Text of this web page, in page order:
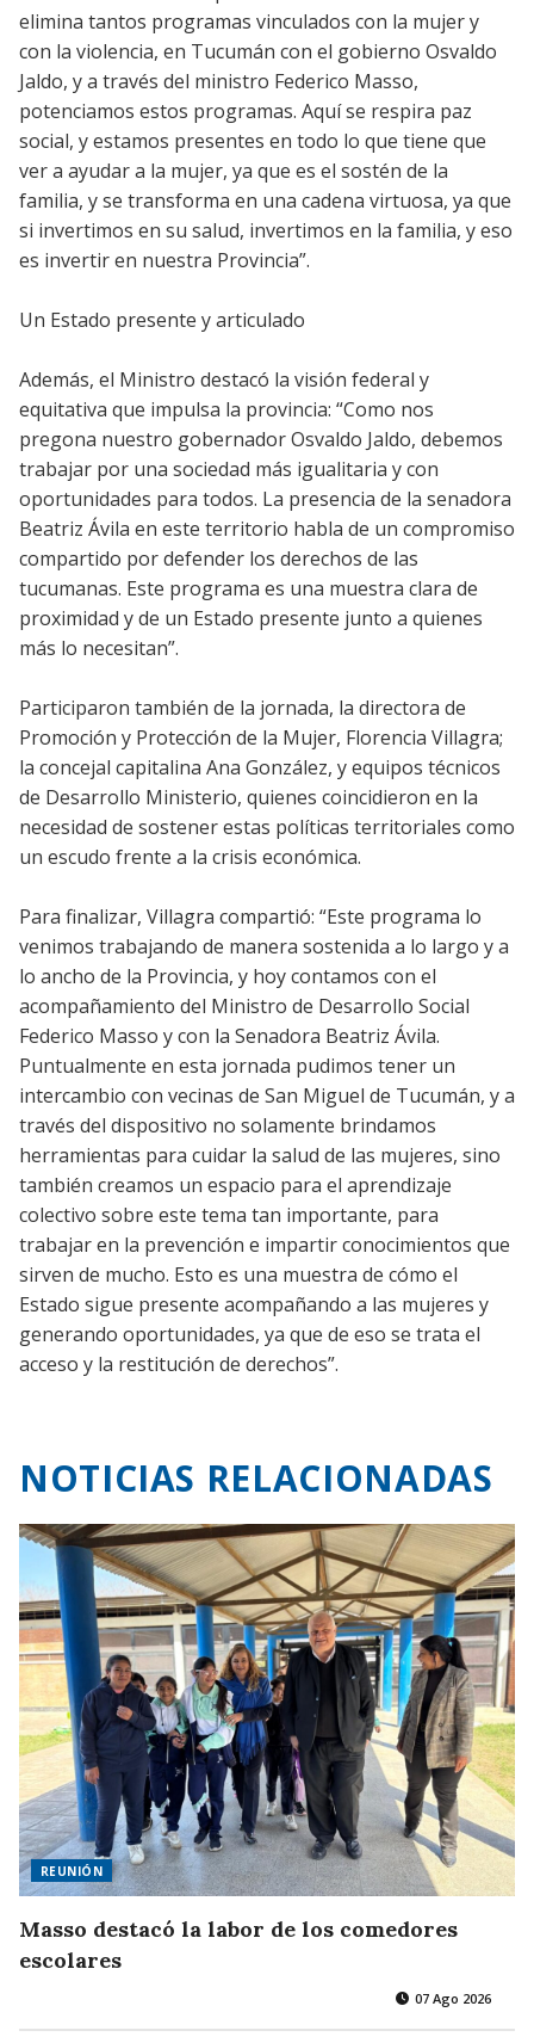
elimina tantos programas vinculados con la mujer y
con la violencia, en Tucumán con el gobierno Osvaldo
Jaldo, y a través del ministro Federico Masso,
potenciamos estos programas. Aquí se respira paz
social, y estamos presentes en todo lo que tiene que
ver a ayudar a la mujer, ya que es el sostén de la
familia, y se transforma en una cadena virtuosa, ya que
si invertimos en su salud, invertimos en la familia, y eso
es invertir en nuestra Provincia”.
Un Estado presente y articulado
Además, el Ministro destacó la visión federal y
equitativa que impulsa la provincia: “Como nos
pregona nuestro gobernador Osvaldo Jaldo, debemos
trabajar por una sociedad más igualitaria y con
oportunidades para todos. La presencia de la senadora
Beatriz Ávila en este territorio habla de un compromiso
compartido por defender los derechos de las
tucumanas. Este programa es una muestra clara de
proximidad y de un Estado presente junto a quienes
más lo necesitan”.
Participaron también de la jornada, la directora de
Promoción y Protección de la Mujer, Florencia Villagra;
la concejal capitalina Ana González, y equipos técnicos
de Desarrollo Ministerio, quienes coincidieron en la
necesidad de sostener estas políticas territoriales como
un escudo frente a la crisis económica.
Para finalizar, Villagra compartió: “Este programa lo
venimos trabajando de manera sostenida a lo largo y a
lo ancho de la Provincia, y hoy contamos con el
acompañamiento del Ministro de Desarrollo Social
Federico Masso y con la Senadora Beatriz Ávila.
Puntualmente en esta jornada pudimos tener un
intercambio con vecinas de San Miguel de Tucumán, y a
través del dispositivo no solamente brindamos
herramientas para cuidar la salud de las mujeres, sino
también creamos un espacio para el aprendizaje
colectivo sobre este tema tan importante, para
trabajar en la prevención e impartir conocimientos que
sirven de mucho. Esto es una muestra de cómo el
Estado sigue presente acompañando a las mujeres y
generando oportunidades, ya que de eso se trata el
acceso y la restitución de derechos”.
NOTICIAS RELACIONADAS
REUNIÓN
Masso destacó la labor de los comedores
escolares
07 Ago 2026